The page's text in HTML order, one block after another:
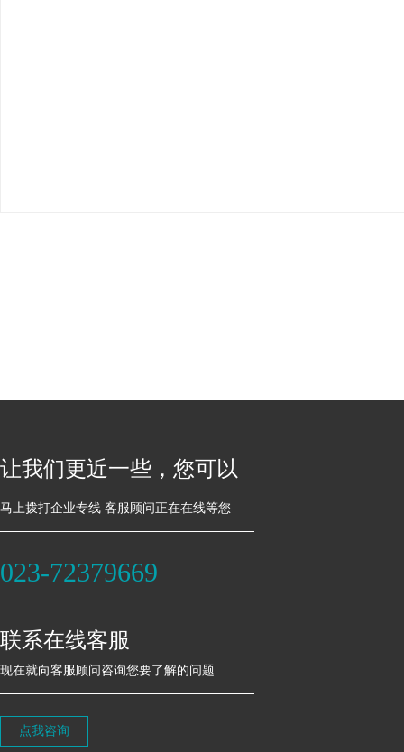
让我们更近一些，您可以
点我咨询
现在就向客服顾问咨询您要了解的问题
马上拨打企业专线 客服顾问正在在线等您
联系在线客服
023-72379669